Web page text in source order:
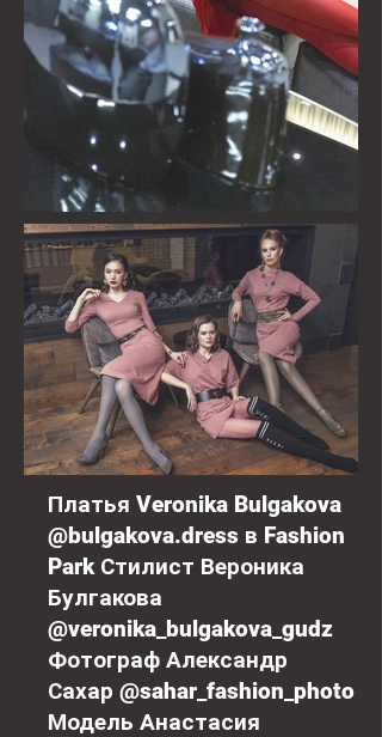
Платья Veronika Bulgakova
@bulgakova.dress в Fashion
Park Стилист Вероника
Булгакова
@veronika_bulgakova_gudz
Фотограф Александр
Сахар @sahar_fashion_photo
Модель Анастасия